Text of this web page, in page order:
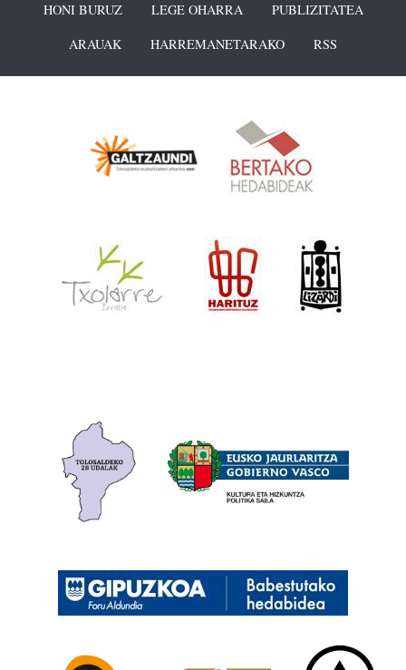
HONI BURUZ LEGE OHARRA
PUBLIZITATEA
ARAUAK
HARREMANETARAKO RSS